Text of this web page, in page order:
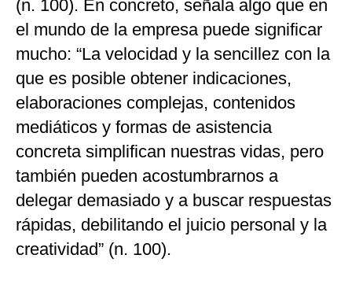
(n. 100). En concreto, señala algo que en
el mundo de la empresa puede significar
mucho: “La velocidad y la sencillez con la
que es posible obtener indicaciones,
elaboraciones complejas, contenidos
mediáticos y formas de asistencia
concreta simplifican nuestras vidas, pero
también pueden acostumbrarnos a
delegar demasiado y a buscar respuestas
rápidas, debilitando el juicio personal y la
creatividad” (n. 100).